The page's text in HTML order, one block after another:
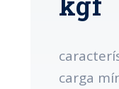
carga